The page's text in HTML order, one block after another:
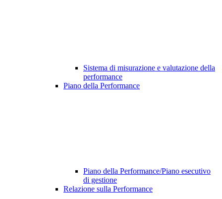
Sistema di misurazione e valutazione della
performance
Piano della Performance
Piano della Performance/Piano esecutivo
di gestione
Relazione sulla Performance